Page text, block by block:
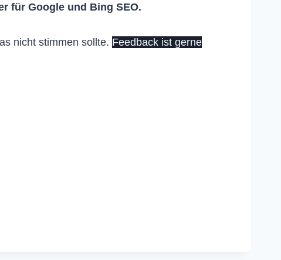
für Google und Bing SEO.
nicht stimmen sollte. Feedback ist gerne